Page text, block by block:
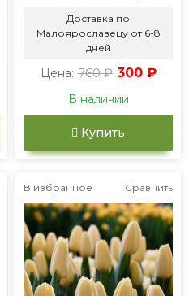
Доставка по
Малоярославецу от 6-8
дней
Цена: 760 ₽ 300 ₽
В наличии
Купить
В избранное Сравнить